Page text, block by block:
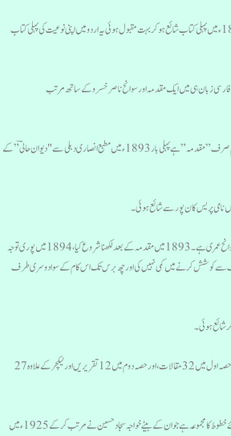
":۔ سیرت نگاری پر 1886ء میں پہلی کتاب شائع ہوکر بہت مقبول ہوئی یہ اردو میں اپنی نوعیت کی پہلی کتاب
زبان ہی میں ایک مقدمہ اور سوانح ناصر خسرو کے ساتھ مرتب
":۔ اس کا اصل نام صرف ” مقدمہ” ہے پہلی بار 1893ء میں مطبع انصاری دہلی سے "دیوان حالی ؔ” کے
": ۔ یہ سرسید کی مفصل سوانح عمری ہے۔ 1893 میں مقدمہ کے بعد لکھنا شروع کیا، 1894 میں پوری توجہ
سے کوشش کرنے میں کمی نہیں کی اور چھ برس تک اس کام کے سوا دوسری طرف
":۔ اس کے دوحصے ہیں، حصہ اول میں 32 مقالات، اور حصہ دوم میں 12 تقریریں اور لیکچر کے علاوہ 27
":۔ یہ حالی کے لکھے ہوئے خطوط کا مجموعہ ہے جو ان کے بیٹے خواجہ سجاد حسین نے مرتب کرکے 1925ء میں